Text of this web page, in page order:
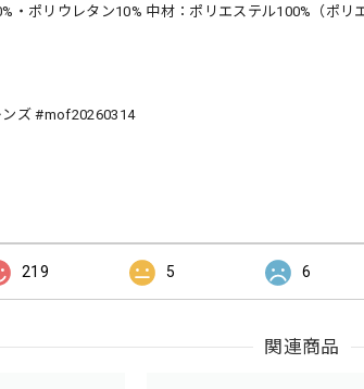
ポリウレタン10% 中材：ポリエステル100%（ポリ
ズ #mof20260314
219 5 6
関連商品